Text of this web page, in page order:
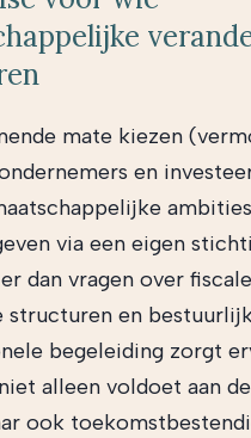
mate kiezen
en
via een eigen
dan vragen over
structuren en
begeleiding zorgt
alleen voldoet aan
ook